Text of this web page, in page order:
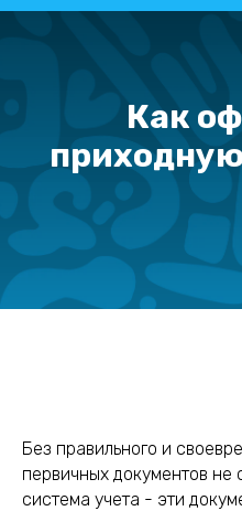
Как
Без правильного и
первичных документов не
система учета - эти